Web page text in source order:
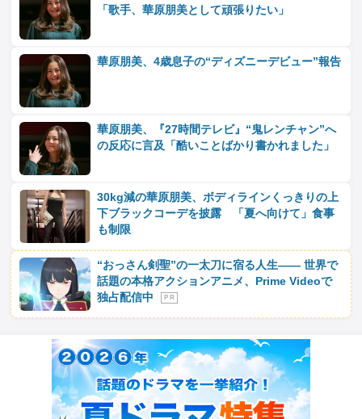
「歌手、華原朋美として頑張りたい」
華原朋美、4歳息子の“ディズニーデビュー”報告
華原朋美、『27時間テレビ』“鬼レンチャン”へ
の反応に言及「酷いことばかり書かれました」
30kg減の華原朋美、ボディラインくっきりの上
下ブラックコーデを披露 「夏へ向けて」食事
も制限
“おっさん剣聖”の一太刀に宿る人生―― 世界で
話題の本格アクションアニメ、Prime Videoで
独占配信中
P R